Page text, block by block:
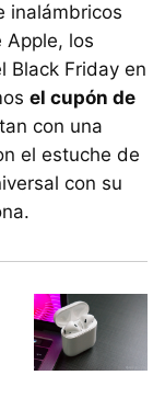
inalámbricos
Apple, los
Black Friday en
el cupón de
con una
el estuche de
con su